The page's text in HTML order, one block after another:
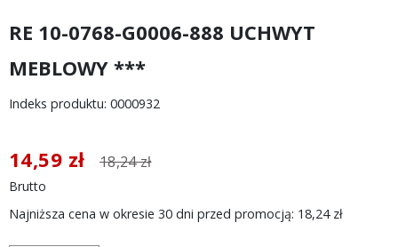
RE 10-0768-G0006-888 UCHWYT
MEBLOWY ***
Indeks produktu: 0000932
14,59 zł 18,24 zł
Brutto
Najniższa cena w okresie 30 dni przed promocją: 18,24 zł